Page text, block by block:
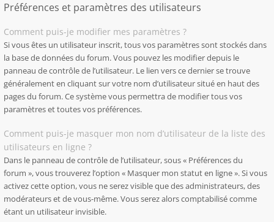
Préférences et paramètres des utilisateurs
Comment puis-je modifier mes paramètres ?
Si vous êtes un utilisateur inscrit, tous vos paramètres sont stockés dans
la base de données du forum. Vous pouvez les modifier depuis le
panneau de contrôle de l’utilisateur. Le lien vers ce dernier se trouve
généralement en cliquant sur votre nom d’utilisateur situé en haut des
pages du forum. Ce système vous permettra de modifier tous vos
paramètres et toutes vos préférences.
Comment puis-je masquer mon nom d’utilisateur de la liste des
utilisateurs en ligne ?
Dans le panneau de contrôle de l’utilisateur, sous « Préférences du
forum », vous trouverez l’option « Masquer mon statut en ligne ». Si vous
activez cette option, vous ne serez visible que des administrateurs, des
modérateurs et de vous-même. Vous serez alors comptabilisé comme
étant un utilisateur invisible.